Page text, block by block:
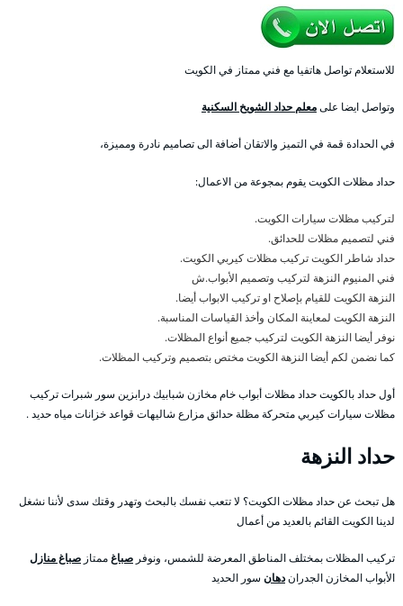
للاستعلام تواصل هاتفيا مع فني ممتاز في الكويت
وتواصل ايضا علىمعلم حداد الشويخ السكنية
في الحدادة قمة في التميز والاتقان أضافة الى تصاميم نادرة ومميزة،
حداد مظلات الكويت يقوم بمجوعة من الاعمال:
لتركيب مظلات سيارات الكويت.
فني لتصميم مظلات للحدائق.
حداد شاطر الكويت تركيب مظلات كيربي الكويت.
فني المنيوم النزهة لتركيب وتصميم الأبواب.ش
النزهة الكويت للقيام بإصلاح او تركيب الابواب أيضا.
النزهة الكويت لمعاينة المكان وأخذ القياسات المناسبة.
نوفر أيضا النزهة الكويت لتركيب جميع أنواع المظلات.
كما نضمن لكم أيضا النزهة الكويت مختص بتصميم وتركيب المظلات.
أول حداد بالكويت حداد مظلات أبواب خام مخازن شبابيك درابزين سور شبرات تركيب
مظلات سيارات كيربي متحركة مظلة حدائق مزارع شاليهات قواعد خزانات مياه حديد .
حداد النزهة
هل تبحث عن حداد مظلات الكويت؟ لا تتعب نفسك بالبحث وتهدر وقتك سدى لأننا نشغل
لدينا الكويت القائم بالعديد من أعمال
تركيب المظلات بمختلف المناطق المعرضة للشمس، ونوفر صباغممتاز صباغ منازل
الأبواب المخازن الجدراندهان سور الحديد